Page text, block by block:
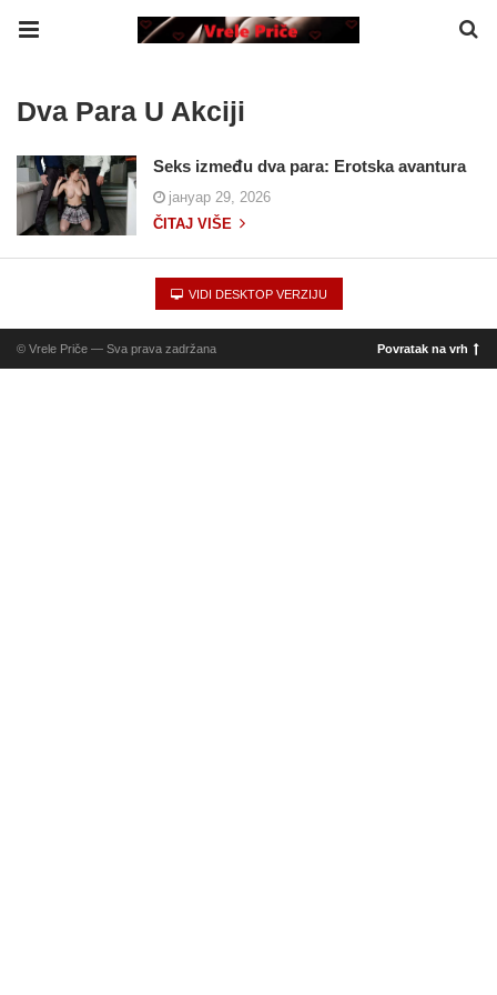
Dva Para U Akciji
Seks između dva para: Erotska avantura
јануар 29, 2026
ČITAJ VIŠE
VIDI DESKTOP VERZIJU
© Vrele Priče — Sva prava zadržana Povratak na vrh